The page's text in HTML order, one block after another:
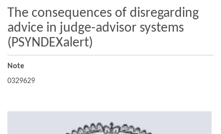
The consequences of disregarding
advice in judge-advisor systems
(PSYNDEXalert)
Note
0329629